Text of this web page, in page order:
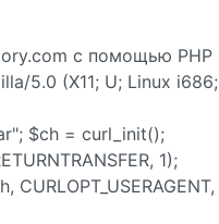
с помощью PHP
5.0 (X11; U; Linux i686;
$ch = curl_init();
1);